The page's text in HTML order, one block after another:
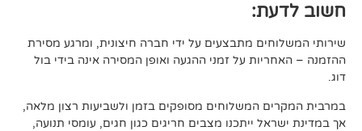
מתבצעים על ידי חברה חיצונית, ומרגע מסירת
על זמני ההגעה ואופן המסירה אינה בידי בול
המשלוחים מסופקים בזמן ולשביעות רצון מלאה,
ייתכנו מצבים חריגים כגון חגים, עומסי תנועה,